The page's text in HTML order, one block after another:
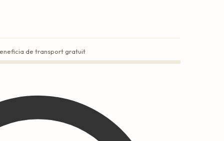
de transport gratuit